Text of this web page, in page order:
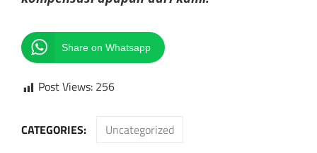
Share on Whatsapp
Post Views: 256
CATEGORIES: Uncategorized